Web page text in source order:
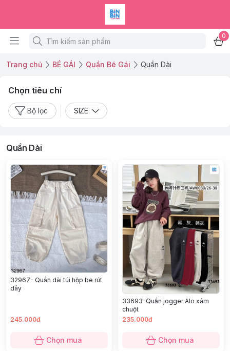
0
Trang chủ BÉ GÁI Quần Bé Gái Quần Dài
Chọn tiêu chí
Bộ lọc SIZE
Quần Dài
32967- Quần dài túi hộp be rút
dây
245.000đ
Chọn mua
33693-Quần jogger Alo xám
chuột
235.000đ
Chọn mua